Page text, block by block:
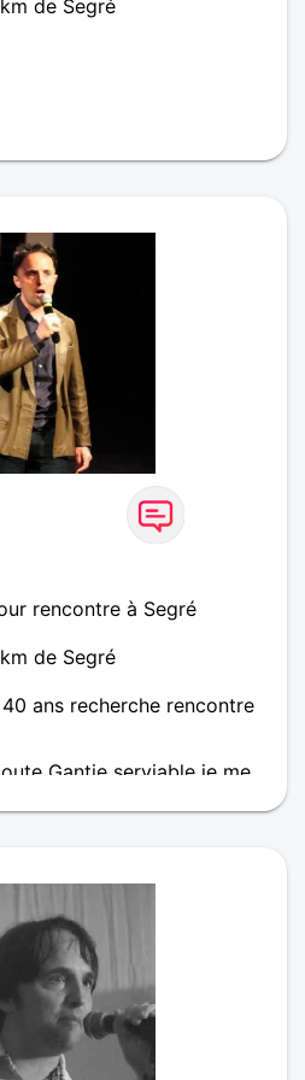
de Segré
rencontre à Segré
de Segré
ans recherche rencontre
Gantie serviable je me
LE VOLE LA
ME TRAIS OU ON ME
DE GRAVE SURTOUS
PAS JE SUIS RANCUNIER
PARDONNES JE SUIS
COMPOSITEURE
CHANTEURE JAIS DES
LE PARANORMALLE LA
JE SUIS NOBLE